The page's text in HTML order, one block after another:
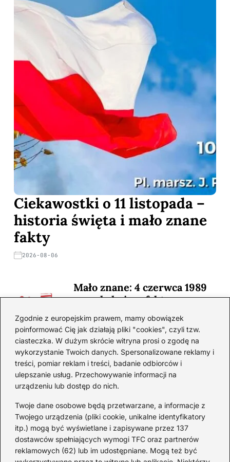
Zgodnie z europejskim prawem, mamy obowiązek
poinformować Cię jak działają pliki "cookies", czyli tzw.
ciasteczka. W dużym skrócie witryna prosi o zgodę na
wykorzystanie Twoich danych. Spersonalizowane reklamy i
treści, pomiar reklam i treści, badanie odbiorców i
ulepszanie usług. Przechowywanie informacji na
urządzeniu lub dostęp do nich.
Twoje dane osobowe będą przetwarzane, a informacje z
Twojego urządzenia (pliki cookie, unikalne identyfikatory
itp.) mogą być wyświetlane i zapisywane przez 137
dostawców spełniających wymogi TFC oraz partnerów
reklamowych (62) lub im udostępniane. Mogą też być
Ciekawostki o 11 listopada –
historia święta i mało znane
fakty
2026-08-06
Mało znane: 4 czerwca 1989
— zaskakujące fakty
2026-08-03
Ciekawostki o 1. wojnie
światowej — mało znane
fakty i historie
2026-08-02
Zaskakujące ciekawostki o
Krzysztofie Kolumbie
2026-07-20
Mało znane ciekawostki o
Wisławie Szymborskiej